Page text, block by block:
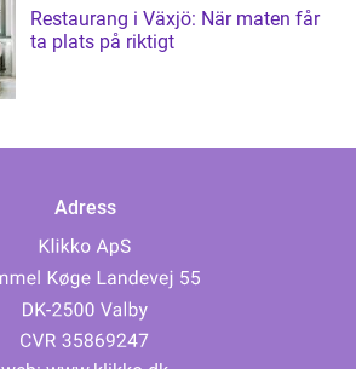
Restaurang i Växjö: När maten får
ta plats på riktigt
Adress